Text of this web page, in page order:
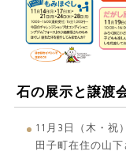
石の展示と譲渡
11月3日（木・祝
田子町在住の山